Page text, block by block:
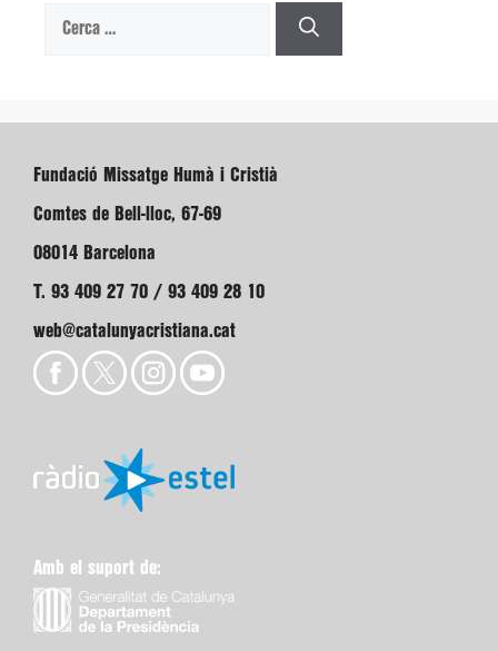
Cerca:
Fundació Missatge Humà i Cristià
Comtes de Bell-lloc, 67-69
08014 Barcelona
T. 93 409 27 70 / 93 409 28 10
web@catalunyacristiana.cat
Amb el suport de: